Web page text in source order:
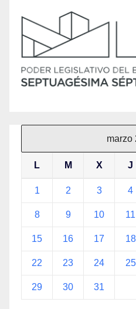
marzo
L M X J
1 2 3 4
8 9 10 11
15 16 17 18
22 23 24 25
29 30 31